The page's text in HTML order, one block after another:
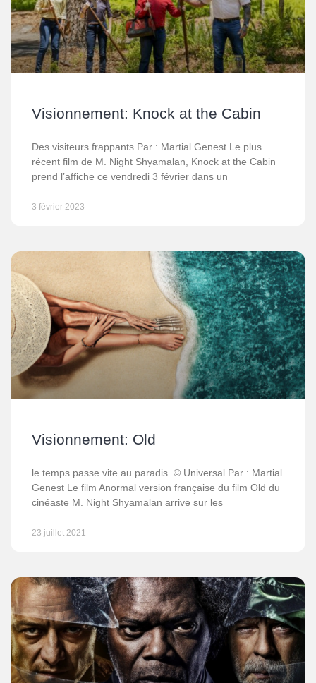
Visionnement: Knock at the Cabin
Des visiteurs frappants Par : Martial Genest Le plus
récent film de M. Night Shyamalan, Knock at the Cabin
prend l’affiche ce vendredi 3 février dans un
3 février 2023
Visionnement: Old
le temps passe vite au paradis © Universal Par : Martial
Genest Le film Anormal version française du film Old du
cinéaste M. Night Shyamalan arrive sur les
23 juillet 2021